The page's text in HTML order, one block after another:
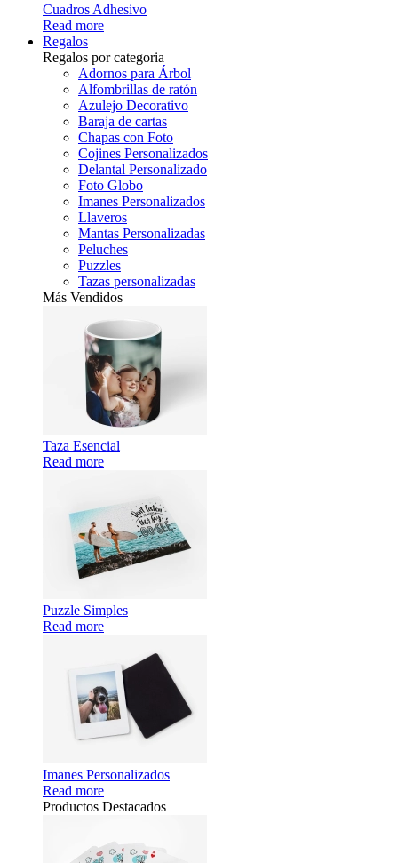
Cuadros Adhesivo
Read more
Regalos
Regalos por categoria
Adornos para Árbol
Alfombrillas de ratón
Azulejo Decorativo
Baraja de cartas
Chapas con Foto
Cojines Personalizados
Delantal Personalizado
Foto Globo
Imanes Personalizados
Llaveros
Mantas Personalizadas
Peluches
Puzzles
Tazas personalizadas
Más Vendidos
Taza Esencial
Read more
Puzzle Simples
Read more
Imanes Personalizados
Read more
Productos Destacados